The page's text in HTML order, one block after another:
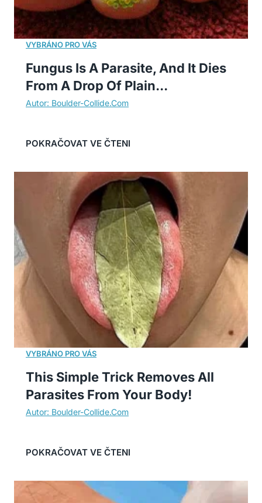
Fungus Is A Parasite, And It Dies
From A Drop Of Plain...
This Simple Trick Removes All
Parasites From Your Body!